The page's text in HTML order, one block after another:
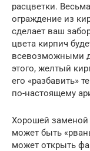
расцветки.
ограждение из
сделает ваш
цвета кирпич
всевозможными
этого, желтый
его «разбавить»
по-настоящему
Хорошей заменой
может быть
может открыть